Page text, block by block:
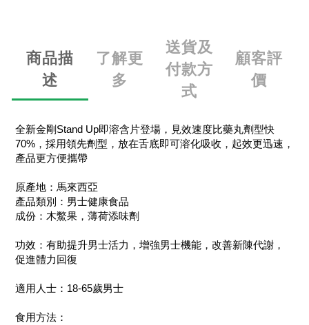
商品描
述
了解更
多
送貨及
付款方
式
顧客評
價
全新金剛Stand Up即溶含片登場，見效速度比藥丸劑型快
70%，採用領先劑型，放在舌底即可溶化吸收，起效更迅速，
產品更方便攜帶
原產地：馬來西亞
產品類別：男士健康食品
成份：木鱉果，薄荷添味劑
功效：有助提升男士活力，增強男士機能，改善新陳代謝，
促進體力回復
適用人士：18-65歲男士
食用方法：